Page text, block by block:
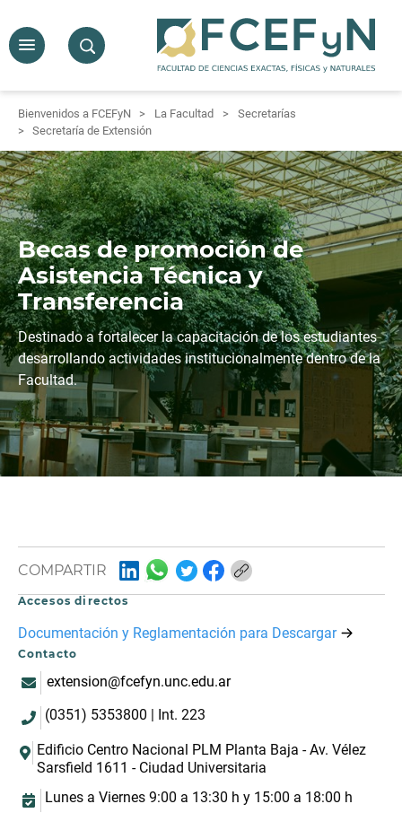
Bienvenidos a FCEFyN La Facultad
Secretarías
Secretaría de Extensión
Becas de promoción de
Asistencia Técnica y
Transferencia
Destinado a fortalecer la capacitación de los estudiantes
desarrollando actividades institucionalmente dentro de la
Facultad.
COMPARTIR
Accesos directos
Documentación y Reglamentación para Descargar
Contacto
extension@fcefyn.unc.edu.ar
(0351) 5353800 | Int. 223
Edificio Centro Nacional PLM Planta Baja - Av. Vélez
Sarsfield 1611 - Ciudad Universitaria
Lunes a Viernes 9:00 a 13:30 h y 15:00 a 18:00 h